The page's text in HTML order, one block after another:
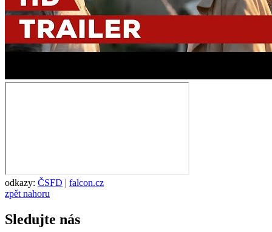
odkazy: ČSFD | falcon.cz
zpět nahoru
Sledujte nás